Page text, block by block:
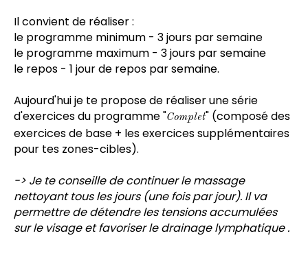
Il convient de réaliser :
le programme minimum - 3 jours par semaine
le programme maximum - 3 jours par semaine
le repos - 1 jour de repos par semaine.
Aujourd'hui je te propose de réaliser une série
d'exercices du programme "Complet" (composé des
exercices de base + les exercices supplémentaires
pour tes zones-cibles).
-> Je te conseille de continuer le massage
nettoyant tous les jours (une fois par jour). Il va
permettre de détendre les tensions accumulées
sur le visage et favoriser le drainage lymphatique .